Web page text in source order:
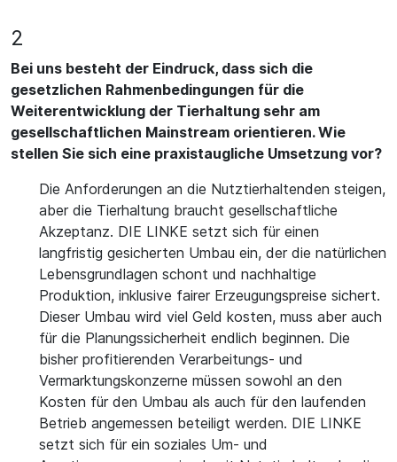
2
Bei uns besteht der Eindruck, dass sich die
gesetzlichen Rahmenbedingungen für die
Weiterentwicklung der Tierhaltung sehr am
gesellschaftlichen Mainstream orientieren. Wie
stellen Sie sich eine praxistaugliche Umsetzung vor?
Die Anforderungen an die Nutztierhaltenden steigen,
aber die Tierhaltung braucht gesellschaftliche
Akzeptanz. DIE LINKE setzt sich für einen
langfristig gesicherten Umbau ein, der die natürlichen
Lebensgrundlagen schont und nachhaltige
Produktion, inklusive fairer Erzeugungspreise sichert.
Dieser Umbau wird viel Geld kosten, muss aber auch
für die Planungssicherheit endlich beginnen. Die
bisher profitierenden Verarbeitungs- und
Vermarktungskonzerne müssen sowohl an den
Kosten für den Umbau als auch für den laufenden
Betrieb angemessen beteiligt werden. DIE LINKE
setzt sich für ein soziales Um- und